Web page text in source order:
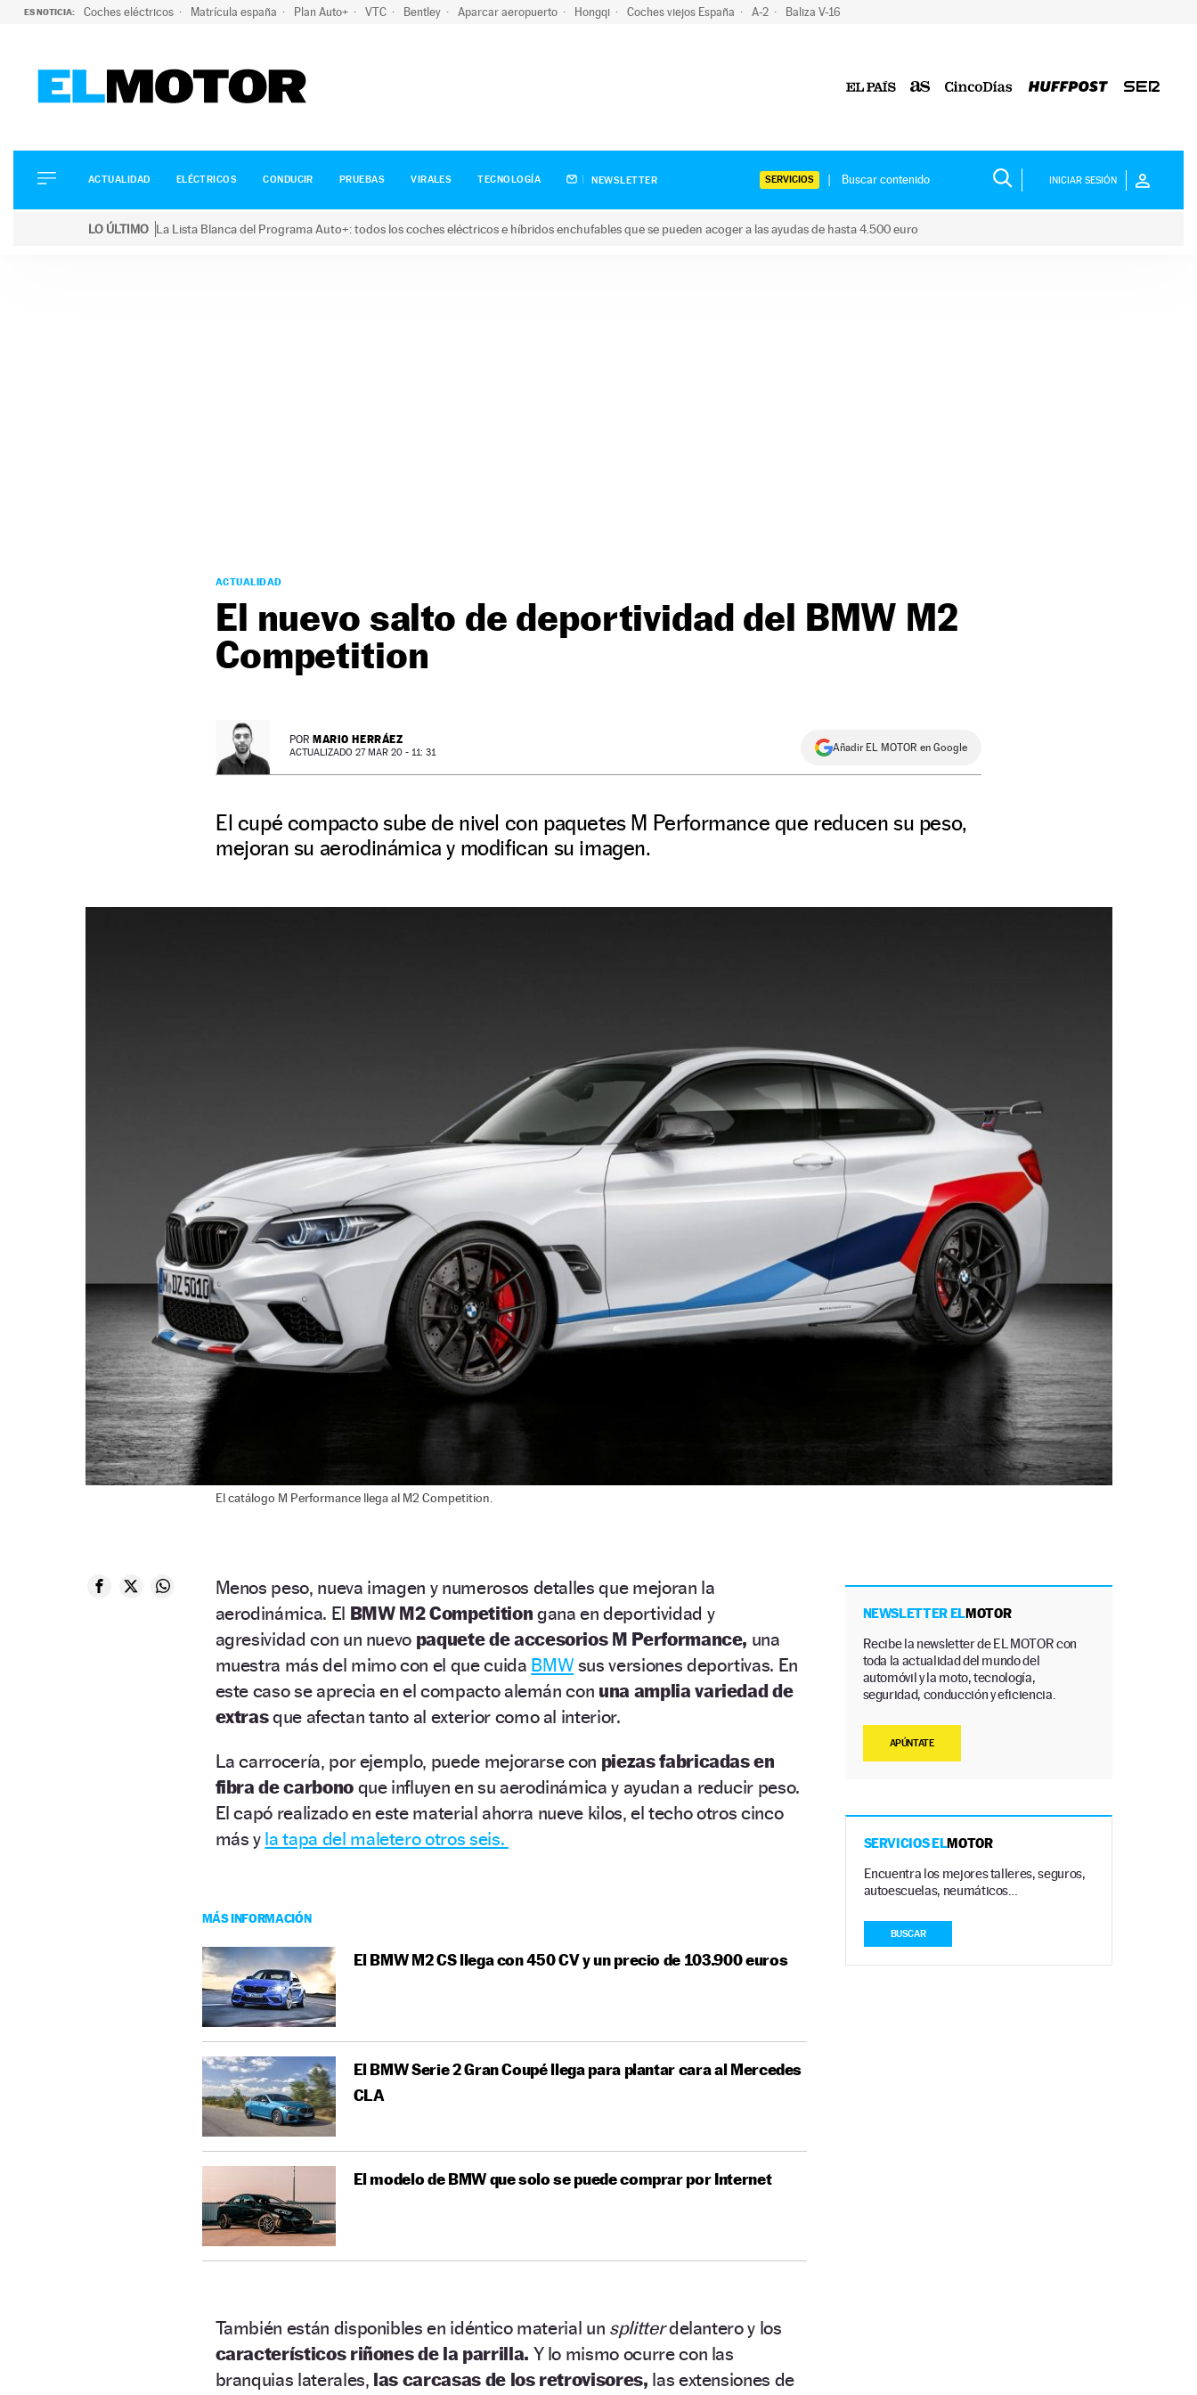
ES NOTICIA: Coches eléctricos Matrícula españa Plan Auto+ VTC Bentley Aparcar aeropuerto Hongqi Coches viejos España A-2 Baliza V-16
ELÉCTRICOS
CONDUCIR
ACTUALIDAD ELÉCTRICOS CONDUCIR PRUEBAS VIRALES TECNOLOGÍA NEWSLETTER SERVICIOS INICIAR SESIÓN
LO ÚLTIMO La Lista Blanca del Programa Auto+: todos los coches eléctricos e híbridos enchufables que se pueden acoger a las ayudas de hasta 4.500 euro
ACTUALIDAD
El nuevo salto de deportividad del BMW M2
Competition
POR MARIO HERRÁEZ
ACTUALIZADO 27 MAR 20 - 11: 31 Añadir EL MOTOR en Google
El cupé compacto sube de nivel con paquetes M Performance que reducen su peso,
mejoran su aerodinámica y modifican su imagen.
El catálogo M Performance llega al M2 Competition.
Menos peso, nueva imagen y numerosos detalles que mejoran la
aerodinámica. El BMW M2 Competition gana en deportividad y
agresividad con un nuevo paquete de accesorios M Performance, una
muestra más del mimo con el que cuida BMWsus versiones deportivas. En
este caso se aprecia en el compacto alemán con una amplia variedad de
extrasque afectan tanto al exterior como al interior.
La carrocería, por ejemplo, puede mejorarse con piezas fabricadas en
fibra de carbonoque influyen en su aerodinámica y ayudan a reducir peso.
El capó realizado en este material ahorra nueve kilos, el techo otros cinco
más y la tapa del maletero otros seis.
MÁS INFORMACIÓN
El BMW M2 CS llega con 450 CV y un precio de 103.900 euros
El BMW Serie 2 Gran Coupé llega para plantar cara al Mercedes
CLA
El modelo de BMW que solo se puede comprar por Internet
También están disponibles en idéntico material un splitterdelantero y los
característicos riñones de la parrilla. Y lo mismo ocurre con las
branquias laterales, las carcasas de los retrovisores, las extensiones de
NEWSLETTER ELMOTOR
Recibe la newsletter de EL MOTOR con
toda la actualidad del mundo del
automóvil y la moto, tecnología,
seguridad, conducción y eficiencia.
APÚNTATE
SERVICIOS ELMOTOR
Encuentra los mejores talleres, seguros,
autoescuelas, neumáticos…
BUSCAR